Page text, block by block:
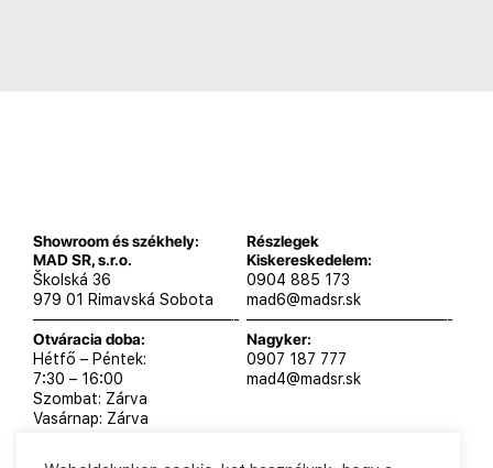
Showroom és székhely:
MAD SR, s.r.o.
Školská 36
979 01 Rimavská Sobota
—————————————-
Otváracia doba:
Hétfő – Péntek:
7:30 – 16:00
Szombat: Zárva
Vasárnap: Zárva
Részlegek
Kiskereskedelem:
0904 885 173
mad6@madsr.sk
—————————————-
Nagyker:
0907 187 777
mad4@madsr.sk